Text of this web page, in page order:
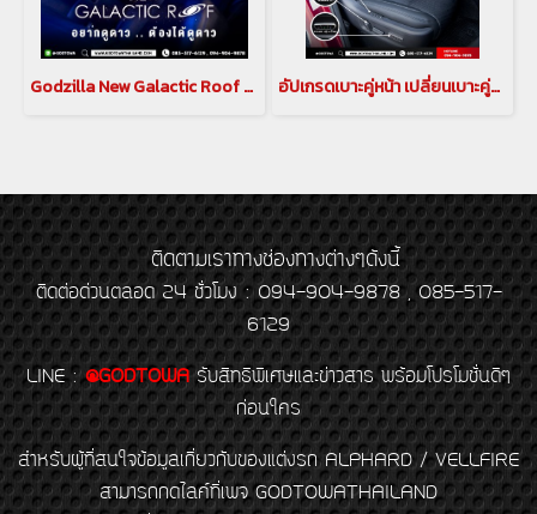
Godzilla New Galactic Roof ท้องฟ้าจำลอง สำหรับ อัลพาร์ด เวลไฟร์ ALPHARD / VELLFIRE 30 รุ่นปี 2015-2023 อัปเกรดเบาะคู่หน้า เปลี่ยนเบาะคู่หน้า ให้เป็นเบาะไฟฟ้า แบบตัวท็อป สำหรับรถ alphard vellfire 30 รุ่นปี 2015-2023
ติดตามเราทางช่องทางต่างๆดังนี้
ติดต่อด่วนตลอด 24 ชั่วโมง : 094-904-9878 , 085-517-
6129
LINE : @GODTOWA รับสิทธิพิเศษและข่าวสาร พร้อมโปรโมชั่นดีๆ
ก่อนใคร
สำหรับผู้ที่สนใจข้อมูลเกี่ยวกับของแต่งรถ ALPHARD / VELLFIRE
สามารถกดไลค์ที่เพจ GODTOWATHAILAND